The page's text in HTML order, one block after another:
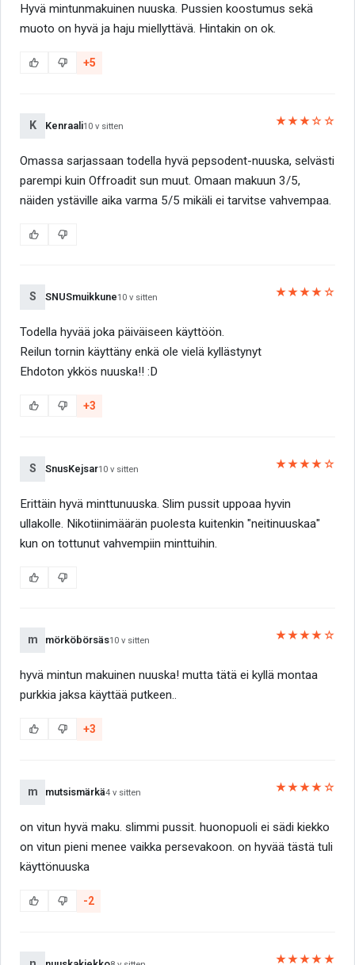
Hyvä mintunmakuinen nuuska. Pussien koostumus sekä
muoto on hyvä ja haju miellyttävä. Hintakin on ok.
+5
K Kenraali10 v sitten ★★★☆☆
Omassa sarjassaan todella hyvä pepsodent-nuuska, selvästi
parempi kuin Offroadit sun muut. Omaan makuun 3/5,
näiden ystäville aika varma 5/5 mikäli ei tarvitse vahvempaa.
S SNUSmuikkune10 v sitten ★★★★☆
Todella hyvää joka päiväiseen käyttöön.
Reilun tornin käyttäny enkä ole vielä kyllästynyt
Ehdoton ykkös nuuska!! :D
+3
S SnusKejsar10 v sitten ★★★★☆
Erittäin hyvä minttunuuska. Slim pussit uppoaa hyvin
ullakolle. Nikotiinimäärän puolesta kuitenkin "neitinuuskaa"
kun on tottunut vahvempiin minttuihin.
m mörköbörsäs10 v sitten ★★★★☆
hyvä mintun makuinen nuuska! mutta tätä ei kyllä montaa
purkkia jaksa käyttää putkeen..
+3
m mutsismärkä4 v sitten ★★★★☆
on vitun hyvä maku. slimmi pussit. huonopuoli ei sädi kiekko
on vitun pieni menee vaikka persevakoon. on hyvää tästä tuli
käyttönuuska
-2
★★★★★